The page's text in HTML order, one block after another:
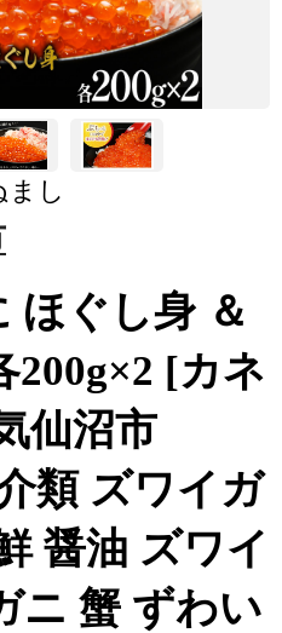
し
ほぐし身 ＆
200g×2 [カネ
仙沼市
類 ズワイガ
醤油 ズワイ
ニ 蟹 ずわい